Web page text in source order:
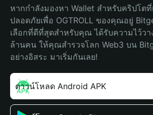
หากกำลังมองหา Wallet สำหรับคริปโตที่
ปลอดภัยเพื่อ OGTROLL ของคุณอยู่
เลือกที่ดีที่สุดสำหรับคุณ ได้รับความไว้วา
ล้านคน ให้คุณสำรวจโลก Web3 บน
อย่างอิสระ มาเริ่มกันเลย!
ดาวน์โหลด Android APK